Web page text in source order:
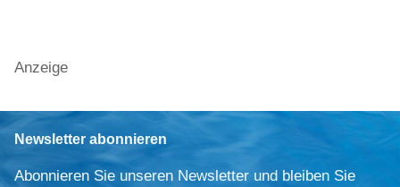
Anzeige
Newsletter abonnieren
Abonnieren Sie unseren Newsletter und bleiben Sie